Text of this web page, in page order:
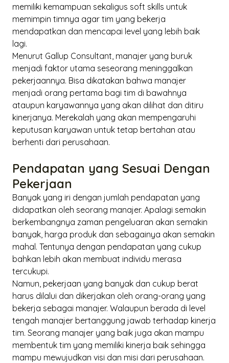
memiliki kemampuan sekaligus soft skills untuk
memimpin timnya agar tim yang bekerja
mendapatkan dan mencapai level yang lebih baik
lagi.
Menurut Gallup Consultant, manajer yang buruk
menjadi faktor utama seseorang meninggalkan
pekerjaannya. Bisa dikatakan bahwa manajer
menjadi orang pertama bagi tim di bawahnya
ataupun karyawannya yang akan dilihat dan ditiru
kinerjanya. Merekalah yang akan mempengaruhi
keputusan karyawan untuk tetap bertahan atau
berhenti dari perusahaan.
Pendapatan yang Sesuai Dengan
Pekerjaan
Banyak yang iri dengan jumlah pendapatan yang
didapatkan oleh seorang manajer. Apalagi semakin
berkembangnya zaman pengeluaran akan semakin
banyak, harga produk dan sebagainya akan semakin
mahal. Tentunya dengan pendapatan yang cukup
bahkan lebih akan membuat individu merasa
tercukupi.
Namun, pekerjaan yang banyak dan cukup berat
harus dilalui dan dikerjakan oleh orang-orang yang
bekerja sebagai manajer. Walaupun berada di level
tengah manajer bertanggung jawab terhadap kinerja
tim. Seorang manajer yang baik juga akan mampu
membentuk tim yang memiliki kinerja baik sehingga
mampu mewujudkan visi dan misi dari perusahaan.